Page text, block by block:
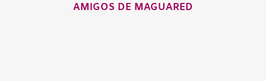
AMIGOS DE MAGUARED